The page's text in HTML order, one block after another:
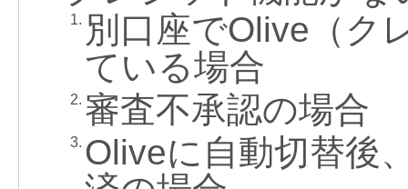
1. 別口座でOlive（ク
ている場合
2. 審査不承認の場合
3. Oliveに自動切替後